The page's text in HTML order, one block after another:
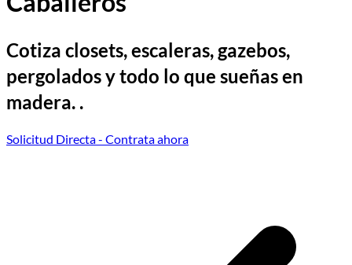
Cotiza closets, escaleras, gazebos,
pergolados y todo lo que sueñas en
madera. .
Solicitud Directa- Contrata ahora